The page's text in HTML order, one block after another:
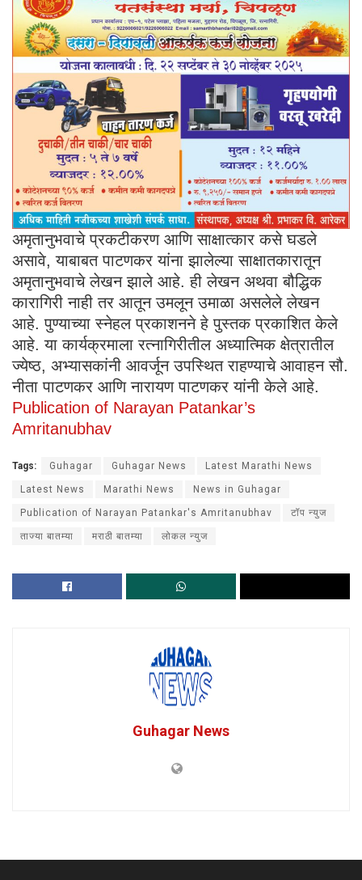
अमृतानुभवाचे प्रकटीकरण आणि साक्षात्कार कसे घडले
असावे, याबाबत पाटणकर यांना झालेल्या साक्षातकारातून
अमृतानुभवाचे लेखन झाले आहे. ही लेखन अथवा बौद्धिक
कारागिरी नाही तर आतून उमलून उमाळा असलेले लेखन
आहे. पुण्याच्या स्नेहल प्रकाशनने हे पुस्तक प्रकाशित केले
आहे. या कार्यक्रमाला रत्नागिरीतील अध्यात्मिक क्षेत्रातील
ज्येष्ठ, अभ्यासकांनी आवर्जून उपस्थित राहण्याचे आवाहन सौ.
नीता पाटणकर आणि नारायण पाटणकर यांनी केले आहे.
Publication of Narayan Patankar’s
Amritanubhav
Tags: Guhagar Guhagar News Latest Marathi News
Latest News Marathi News News in Guhagar
Publication of Narayan Patankar's Amritanubhav टॉप न्युज
ताज्या बातम्या मराठी बातम्या लोकल न्युज
Guhagar News